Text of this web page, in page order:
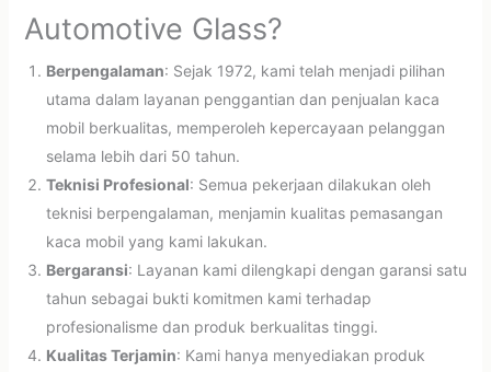
Automotive Glass?
Berpengalaman: Sejak 1972, kami telah menjadi pilihan
utama dalam layanan penggantian dan penjualan kaca
mobil berkualitas, memperoleh kepercayaan pelanggan
selama lebih dari 50 tahun.
Teknisi Profesional: Semua pekerjaan dilakukan oleh
teknisi berpengalaman, menjamin kualitas pemasangan
kaca mobil yang kami lakukan.
Bergaransi: Layanan kami dilengkapi dengan garansi satu
tahun sebagai bukti komitmen kami terhadap
profesionalisme dan produk berkualitas tinggi.
Kualitas Terjamin: Kami hanya menyediakan produk